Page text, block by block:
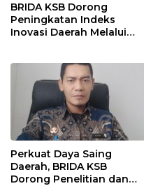
BRIDA KSB Dorong
Peningkatan Indeks
Inovasi Daerah Melalui
Perkuat Daya Saing
Daerah, BRIDA KSB
Dorong Penelitian dan